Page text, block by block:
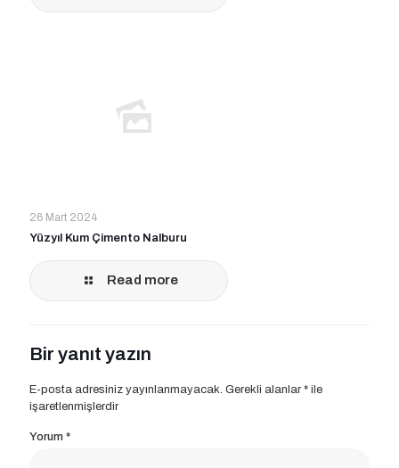
26 Mart 2024
Yüzyıl Kum Çimento Nalburu
Read more
Bir yanıt yazın
E-posta adresiniz yayınlanmayacak. Gerekli alanlar * ile
işaretlenmişlerdir
Yorum *